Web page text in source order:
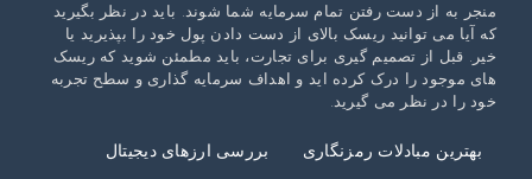
منجر به از دست رفتن تمام سرمایه شما شوند. باید در نظر بگیرید
که آیا می توانید ریسک بالای از دست دادن پول خود را بپذیرید یا
خیر. قبل از تصمیم گیری برای تجارت، باید مطمئن شوید که ریسک
های موجود را درک کرده اید و اهداف سرمایه گذاری و سطح تجربه
خود را در نظر می گیرید.
بهترین مبادلات رمزنگاری بررسی ارزهای دیجیتال